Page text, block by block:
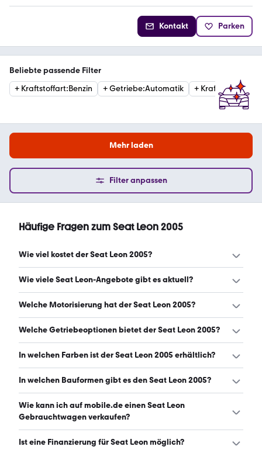
Kontakt Parken
Beliebte passende Filter
+ Kraftstoffart:Benzin +Getriebe:Automatik + Kraftstoffart
Mehr laden
Filter anpassen
Häufige Fragen zum Seat Leon 2005
Wie viel kostet der Seat Leon 2005?
Ein guter Preis für einen Seat Leon 2005 liegt zwischen
Wie viele Seat Leon-Angebote gibt es aktuell?
Es gibt insgesamt 61 Seat Leon bei mobile.de, davon 61
Welche Motorisierung hat der Seat Leon 2005?
Der Seat Leon 2005 hat Leistungen zwischen 102 und 224
Welche Getriebeoptionen bietet der Seat Leon 2005?
Der Seat Leon 2005 ist mit manuellem und
In welchen Farben ist der Seat Leon 2005 erhältlich?
Den Seat Leon 2005 gibt es in folgenden Farben:
schwarz. (Stand: 7.8.2026)
In welchen Bauformen gibt es den Seat Leon 2005?
Den Seat Leon 2005 gibt es in folgenden Bauformen:
Limousine. (Stand: 7.8.2026)
Wie kann ich auf mobile.de einen Seat Leon
Gebrauchtwagen verkaufen?
Alle Informationen zum Verkauf an mobile.de-
Ist eine Finanzierung für Seat Leon möglich?